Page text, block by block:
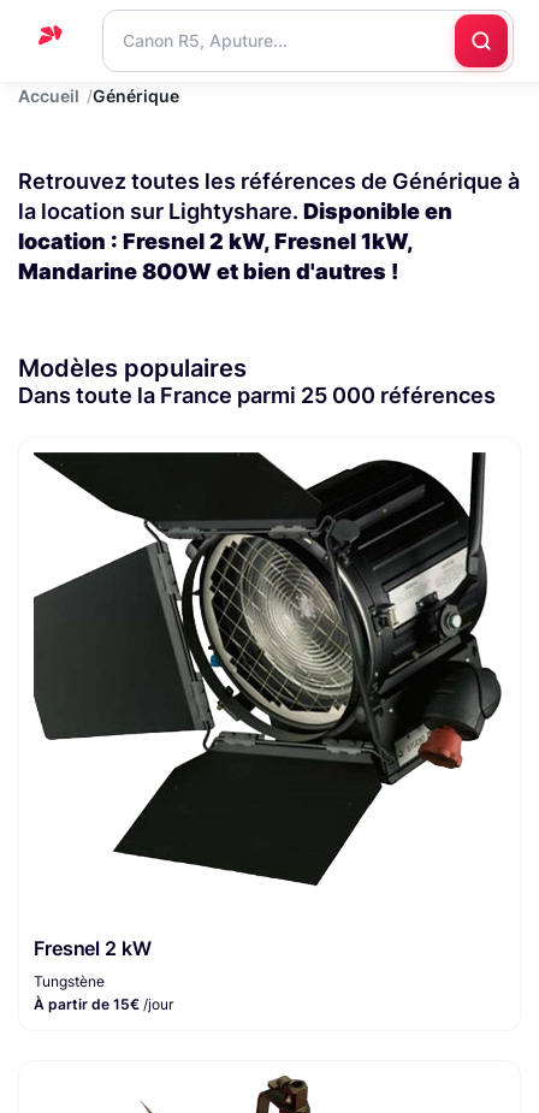
Accueil
Blog
Nous
contacter
Accueil Générique
Retrouvez toutes les références de Générique à
la location sur Lightyshare. Disponible en
location : Fresnel 2 kW, Fresnel 1kW,
Mandarine 800W et bien d'autres !
Modèles populaires
Dans toute la France parmi 25 000 références
Fresnel 2 kW
Tungstène
À partir de 15€ /jour